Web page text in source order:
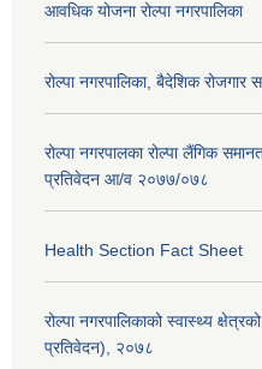
आवधिक योजना रोल्पा नगरपालिका
रोल्पा नगरपालिका, बैदेशिक रोजगार
रोल्पा नगरपालका रोल्पा लैंगिक
प्रतिवेदन आ/व २०७७/०७८
Health Section Fact Sheet
रोल्पा नगरपालिकाको स्वास्थ्य
प्रतिवेदन), २०७८